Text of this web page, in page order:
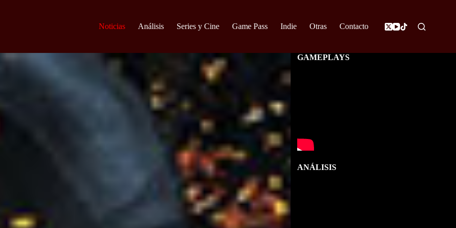
Noticias Análisis Series y Cine Game Pass Indie Otras Contacto
GAMEPLAYS
ANÁLISIS